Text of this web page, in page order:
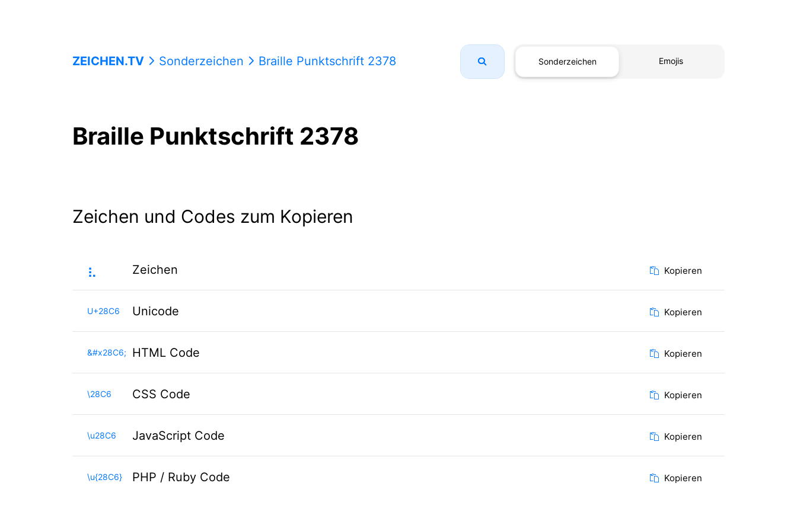
ZEICHEN.TV Sonderzeichen Braille Punktschrift 2378 Sonderzeichen Emojis
Braille Punktschrift 2378
Zeichen und Codes zum Kopieren
⣆ Zeichen Kopieren
U+28C6 Unicode Kopieren
&#x28C6; HTML Code Kopieren
\28C6 CSS Code Kopieren
\u28C6 JavaScript Code Kopieren
\u{28C6} PHP / Ruby Code Kopieren